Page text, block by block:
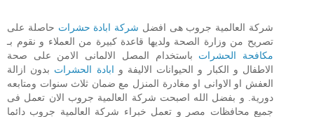
شركة العالمية جروب هى افضل شركة ابادة حشرات حاصلة على
تصريح من وزارة الصحة ولديها قاعدة كبيرة من العملاء و نقوم بـ
مكافحة الحشرات باستخدام المصل الالمانى الامن على صحة
الاطفال و الكبار و الحيوانات الاليفة و ابادة الحشرات بدون ازالة
العفش او الاوانى او مغادرة المنزل مع ضمان ثلاث سنوات ومتابعه
دورية. و بفضل الله اصبحت شركة العالمية جروب الان تعمل فى
جميع محافظات مصر و تعمل خبراء شركة العالمية جروب دائما